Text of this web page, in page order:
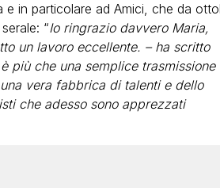
in particolare ad Amici, che da
“Io ringrazio davvero Maria,
un lavoro eccellente. – ha scritto
più che una semplice trasmissione
vera fabbrica di talenti e dello
che adesso sono apprezzati